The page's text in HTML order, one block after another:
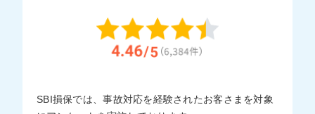
SBI損保では、事故対応を経験されたお客さまを対象